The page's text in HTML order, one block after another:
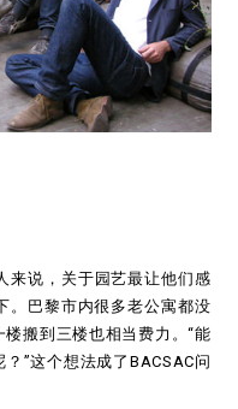
来说，关于园艺最让他们感
。巴黎市内很多老公寓都没
搬到三楼也相当费力。“能
”这个想法成了BACSAC问